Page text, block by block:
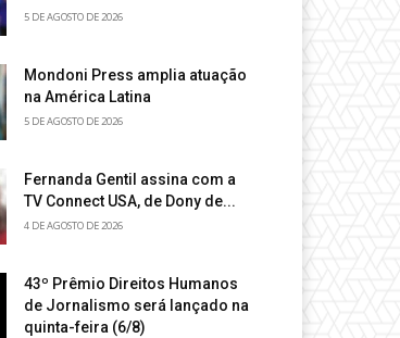
5 DE AGOSTO DE 2026
Mondoni Press amplia atuação
na América Latina
5 DE AGOSTO DE 2026
Fernanda Gentil assina com a
TV Connect USA, de Dony de...
4 DE AGOSTO DE 2026
43º Prêmio Direitos Humanos
de Jornalismo será lançado na
quinta-feira (6/8)